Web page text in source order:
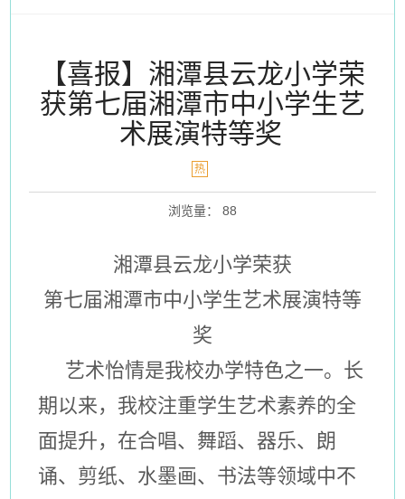
【喜报】湘潭县云龙小学荣
获第七届湘潭市中小学生艺
术展演特等奖
热
浏览量： 88
湘潭县云龙小学荣获
第七届湘潭市中小学生艺术展演特等
奖
艺术怡情是我校办学特色之一。长
期以来，我校注重学生艺术素养的全
面提升，在合唱、舞蹈、器乐、朗
诵、剪纸、水墨画、书法等领域中不